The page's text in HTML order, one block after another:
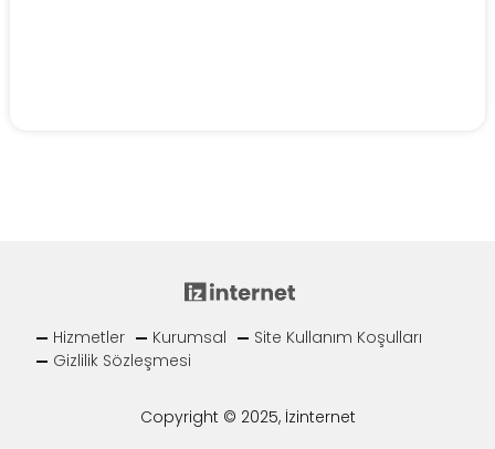
Hizmetler Kurumsal
Site Kullanım Koşulları
Gizlilik Sözleşmesi
Copyright © 2025, İzinternet